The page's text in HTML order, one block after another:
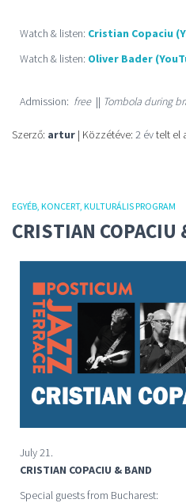
Watch & listen: Cristian Copaciu
Watch & listen: Oliver Bader
Admission: free || Tombola during
Szerző: artur | Közzétéve: 2 évtelt el
EGYÉB KONCERT KULTURÁLIS PROGRAM
CRISTIAN COPACIU
July 21.
CRISTIAN COPACIU & BAND
Special guests from Bucharest: